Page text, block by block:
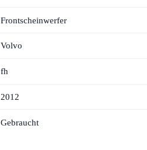
Frontscheinwerfer
Volvo
fh
2012
Gebraucht